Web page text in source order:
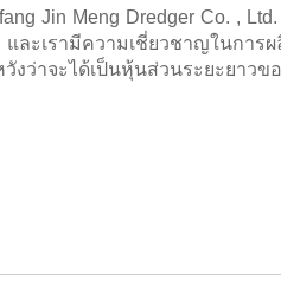
Jin Meng Dredger Co. ,
ละเรามีความเชี่ยวชาญในการผ
งว่าจะได้เป็นหุ้นส่วนระยะยาว